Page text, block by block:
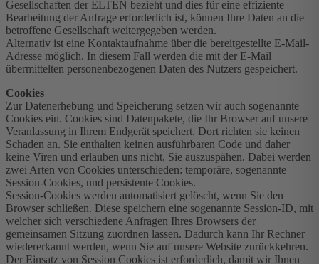
Gesellschaften der ELTEN bezieht und dies für eine effiziente
Bearbeitung der Anfrage erforderlich ist, können Ihre Daten an die
betroffene Gesellschaft weitergegeben werden.
Alternativ ist eine Kontaktaufnahme über die bereitgestellte E-Mail-
Adresse möglich. In diesem Fall werden die mit der E-Mail
übermittelten personenbezogenen Daten des Nutzers gespeichert.
Cookies
Zur Datenerhebung und Speicherung setzen wir auch sogenannte
Cookies ein. Cookies sind Datenpakete, die Ihr Browser auf unsere
Veranlassung in Ihrem Endgerät speichert. Dort richten sie keinen
Schaden an. Sie enthalten keinen ausführbaren Code und daher
keine Viren und erlauben uns nicht, Sie auszuspähen. Dabei werden
zwei Arten von Cookies unterschieden: temporäre, sogenannte
Session-Cookies, und persistente Cookies.
Session-Cookies werden automatisiert gelöscht, wenn Sie den
Browser schließen. Diese speichern eine sogenannte Session-ID, mit
welcher sich verschiedene Anfragen Ihres Browsers der
gemeinsamen Sitzung zuordnen lassen. Dadurch kann Ihr Rechner
wiedererkannt werden, wenn Sie auf unsere Website zurückkehren.
Der Einsatz von Session Cookies ist erforderlich, damit wir Ihnen